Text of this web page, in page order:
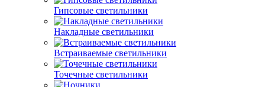
Гипсовые светильники
Накладные светильники
Встраиваемые светильники
Точечные светильники